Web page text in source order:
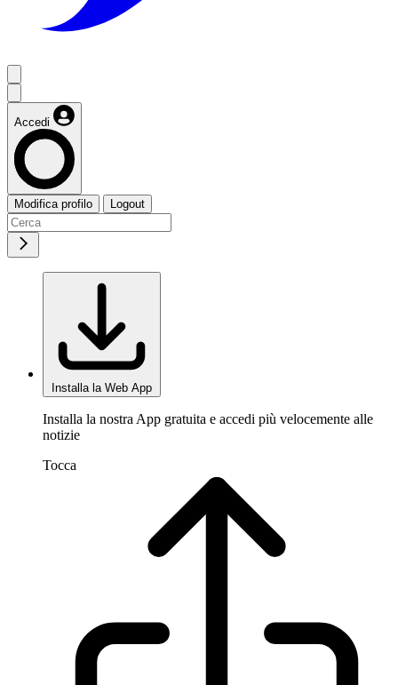
Accedi
Modifica profilo Logout
Installa la Web App
Installa la nostra App gratuita e accedi più velocemente alle
notizie
Tocca